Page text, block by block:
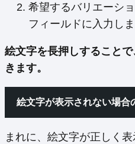
希望するバリエーシ
フィールドに入力しま
絵文字を長押しすること
きます。
絵文字が表示されない場合
まれに、絵文字が正しく